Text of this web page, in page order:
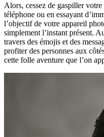
Alors, cessez de gaspiller
téléphone ou en essayant
l’objectif de votre appareil
simplement l’instant présent.
travers des émojis et des
profiter des personnes aux
cette folle aventure que l’on